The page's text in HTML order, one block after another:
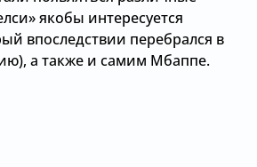
якобы интересуется
впоследствии перебрался в
а также и самим Мбаппе.